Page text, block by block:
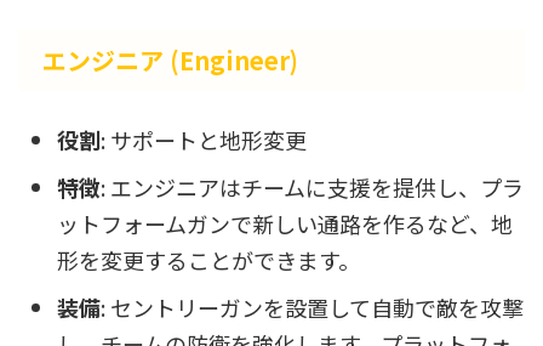
エンジニア (Engineer)
役割: サポートと地形変更
特徴: エンジニアはチームに支援を提供し、プラ
ットフォームガンで新しい通路を作るなど、地
形を変更することができます。
装備: セントリーガンを設置して自動で敵を攻撃